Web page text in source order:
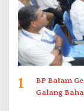
1
BP Batam
Galang